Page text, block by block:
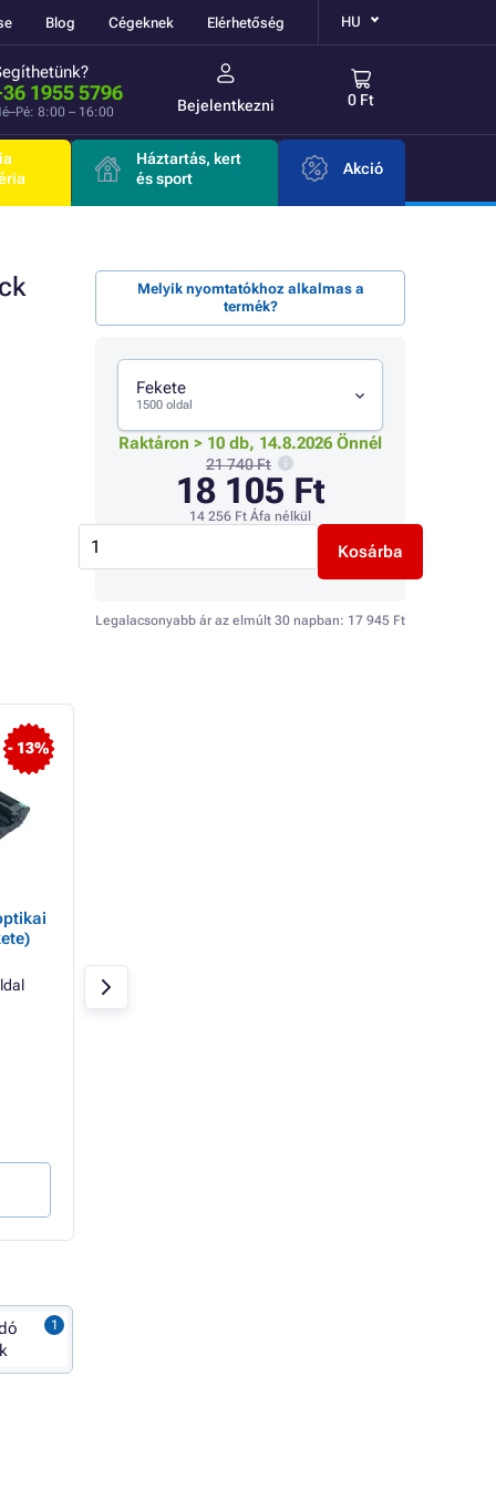
Blog Cégeknek Elérhetőség HU
1955 5796
8:00 – 16:00 Bejelentkezni 0 Ft
Háztartás, kert
és sport
Akció
Melyik nyomtatókhoz alkalmas a
termék?
Fekete
1500 oldal
Raktáron > 10 db, 14.8.2026 Önnél
21 740 Ft
18 105 Ft
14 256 Ft Áfa nélkül
Kosárba
Legalacsonyabb ár az elmúlt 30 napban: 17 945 Ft
- 13%